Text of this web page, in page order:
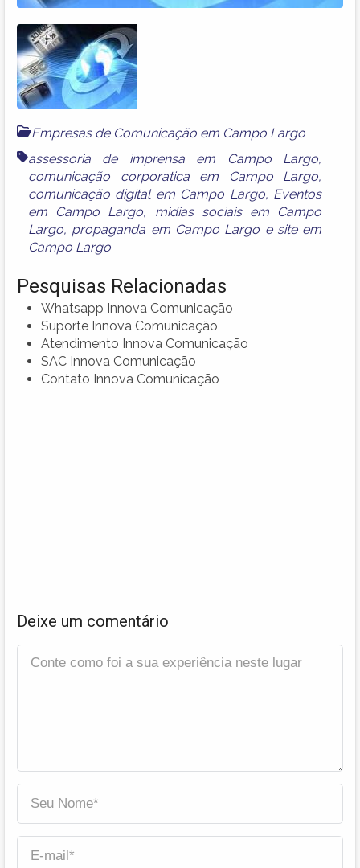
Empresas de Comunicação em Campo Largo
assessoria de imprensa em Campo Largo,
comunicação corporatica em Campo Largo,
comunicação digital em Campo Largo, Eventos
em Campo Largo, midias sociais em Campo
Largo, propaganda em Campo Largo e site em
Campo Largo
Pesquisas Relacionadas
Whatsapp Innova Comunicação
Suporte Innova Comunicação
Atendimento Innova Comunicação
SAC Innova Comunicação
Contato Innova Comunicação
Deixe um comentário